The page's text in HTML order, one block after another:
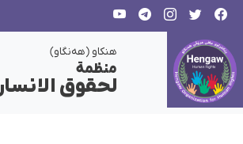
هنکاو (هەنگاو)
منظمة
لحقوق